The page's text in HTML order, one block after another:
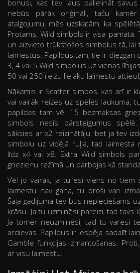
bonusi, kas tev ļaus palielināt
nebūs pārāk oriģināli, taču
atalgojumu, mēs uzskatām, ka
Protams, Wild simbols ir visa pamatā.
un aizvieto trūkstošos simbolus tā,
laimestus. Papildus tam, tie ir diezgan
3, 4 vai 5 Wild simbolus uz vienas
50 vai 250 reižu lielāku laimestu
Nākamis ir Scatter simbos, kas arī ir
vai vairāk reizes uz spēles laukuma,
papildas tam vēl 15 bezmaksas
simbols nesīs pārsteigumus spēlē.
sāksies ar x2 reizinātāju. bet ja tev
simbolu uz vidējā ruļļa, tad laimesta
līdz x4 vai x8. Extra Wild simbols
griezienu režīmā un darbojas kā
Vēl jo vairāk, ja tu esi viens no tiem
laimestu nav gana, tu droši vari
Šajā gadījumā tev būs nepieciešams
krāsu. Ja tu uzminēsi pareizi, tad tavs
Ja tomēr neuzminēsi, tad tu varēsi
ardievas. Papildus ir iespēja sadalīt
Gamble funkcijas izmantošanas.
ar visu laimestu.